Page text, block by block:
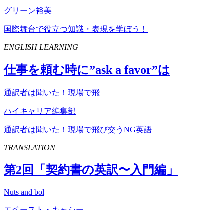
グリーン裕美
国際舞台で役立つ知識・表現を学ぼう！
ENGLISH LEARNING
仕事を頼む時に”ask a favor”は
通訳者は聞いた！現場で飛
ハイキャリア編集部
通訳者は聞いた！現場で飛び交うNG英語
TRANSLATION
第2回「契約書の英訳〜入門編」
Nuts and bol